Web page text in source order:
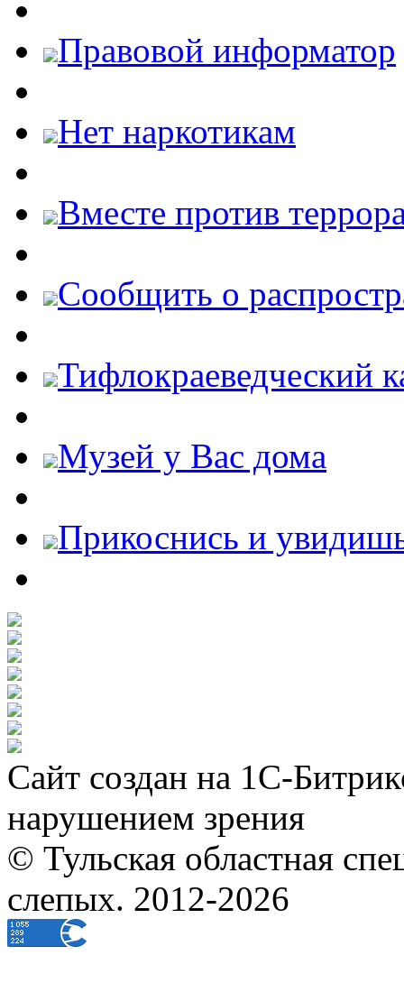
Правовой информатор
Нет наркотикам
Вместе против
Cообщить о
Тифлокраеведческий
Музей у Вас дома
Прикоснись и
Сайт создан на 1С-
нарушением зрения
© Тульская областная
слепых. 2012-2026